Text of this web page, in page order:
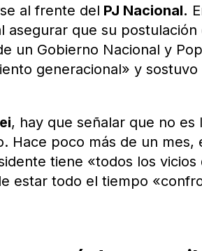
al frente del PJ Nacional.
asegurar que su
un Gobierno Nacional y
generacional» y
, hay que señalar que no es
Hace poco más de un mes,
tiene «todos los vicios
estar todo el tiempo